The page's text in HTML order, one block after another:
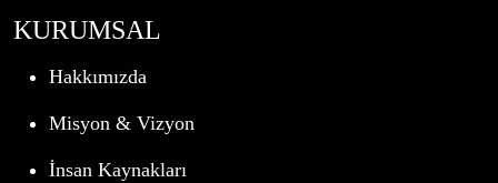
KURUMSAL
Hakkımızda
Misyon & Vizyon
İnsan Kaynakları